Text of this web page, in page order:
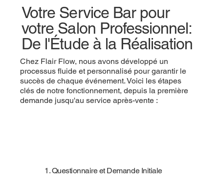
Votre Service Bar pour
votre Salon Professionnel:
De l'Étude à la Réalisation
Chez Flair Flow, nous avons développé un
processus fluide et personnalisé pour garantir le
succès de chaque événement. Voici les étapes
clés de notre fonctionnement, depuis la première
demande jusqu'au service après-vente :
1. Questionnaire et Demande Initiale